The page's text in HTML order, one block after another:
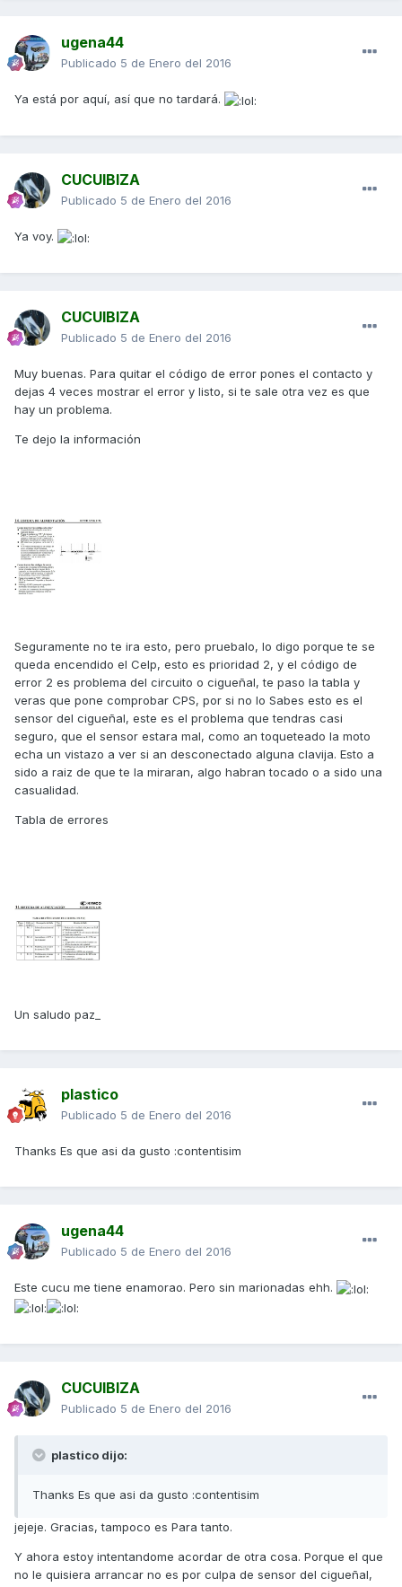
ugena44
Publicado 5 de Enero del 2016
Ya está por aquí, así que no tardará.
CUCUIBIZA
Publicado 5 de Enero del 2016
Ya voy.
CUCUIBIZA
Publicado 5 de Enero del 2016
Muy buenas. Para quitar el código de error pones el contacto y
dejas 4 veces mostrar el error y listo, si te sale otra vez es que
hay un problema.
Te dejo la información
Seguramente no te ira esto, pero pruebalo, lo digo porque te se
queda encendido el Celp, esto es prioridad 2, y el código de
error 2 es problema del circuito o cigueñal, te paso la tabla y
veras que pone comprobar CPS, por si no lo Sabes esto es el
sensor del cigueñal, este es el problema que tendras casi
seguro, que el sensor estara mal, como an toqueteado la moto
echa un vistazo a ver si an desconectado alguna clavija. Esto a
sido a raiz de que te la miraran, algo habran tocado o a sido una
casualidad.
Tabla de errores
Un saludo paz_
plastico
Publicado 5 de Enero del 2016
Thanks Es que asi da gusto :contentisim
ugena44
Publicado 5 de Enero del 2016
Este cucu me tiene enamorao. Pero sin marionadas ehh.
CUCUIBIZA
Publicado 5 de Enero del 2016
plastico dijo:
Thanks Es que asi da gusto :contentisim
jejeje. Gracias, tampoco es Para tanto.
Y ahora estoy intentandome acordar de otra cosa. Porque el que
no le quisiera arrancar no es por culpa de sensor del cigueñal,